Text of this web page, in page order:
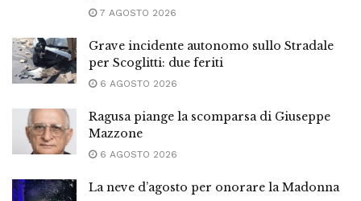
7 AGOSTO 2026
Grave incidente autonomo sullo Stradale
per Scoglitti: due feriti
6 AGOSTO 2026
Ragusa piange la scomparsa di Giuseppe
Mazzone
6 AGOSTO 2026
La neve d’agosto per onorare la Madonna